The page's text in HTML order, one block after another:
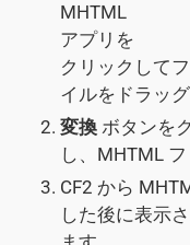
MHTML
アプリを
クリックして
イルをドラッ
変換 ボタンを
し、MHTML
CF2 から
した後に表示